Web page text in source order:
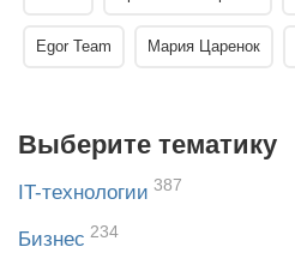
Egor Team Мария Царенок
Выберите тематику
IT-технологии 387
Бизнес 234